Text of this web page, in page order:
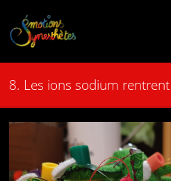
8. Les ions sodium